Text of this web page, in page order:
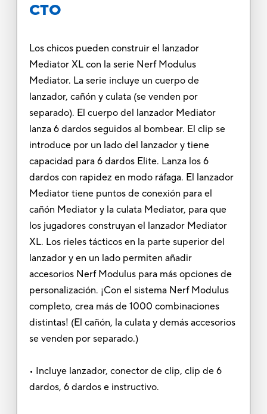
CTO
Los chicos pueden construir el lanzador
Mediator XL con la serie Nerf Modulus
Mediator. La serie incluye un cuerpo de
lanzador, cañón y culata (se venden por
separado). El cuerpo del lanzador Mediator
lanza 6 dardos seguidos al bombear. El clip se
introduce por un lado del lanzador y tiene
capacidad para 6 dardos Elite. Lanza los 6
dardos con rapidez en modo ráfaga. El lanzador
Mediator tiene puntos de conexión para el
cañón Mediator y la culata Mediator, para que
los jugadores construyan el lanzador Mediator
XL. Los rieles tácticos en la parte superior del
lanzador y en un lado permiten añadir
accesorios Nerf Modulus para más opciones de
personalización. ¡Con el sistema Nerf Modulus
completo, crea más de 1000 combinaciones
distintas! (El cañón, la culata y demás accesorios
se venden por separado.)
• Incluye lanzador, conector de clip, clip de 6
dardos, 6 dardos e instructivo.